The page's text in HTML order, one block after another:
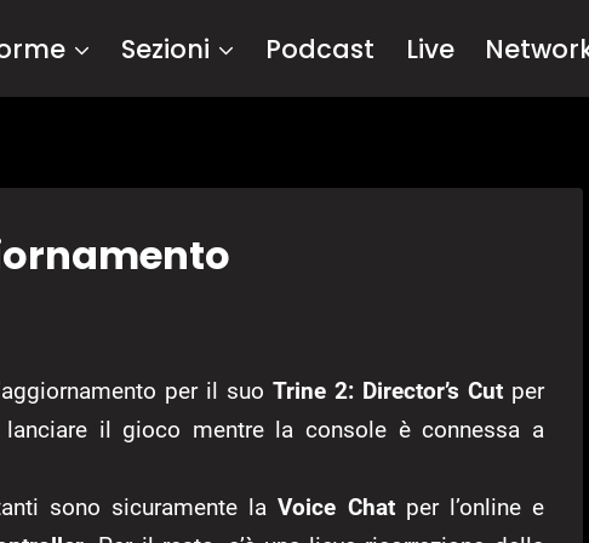
Sezioni Podcast Live
per il suo Trine 2: Director’s Cut per
il gioco mentre la console è connessa a
sono sicuramente laVoice Chat per l’online e